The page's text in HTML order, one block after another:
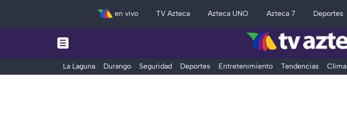
en vivo TV Azteca Azteca UNO Azteca 7 Deportes
La Laguna Durango Seguridad Deportes Entretenimiento Tendencias Clima